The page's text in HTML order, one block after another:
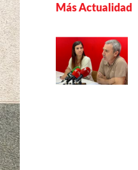
Más Actualidad